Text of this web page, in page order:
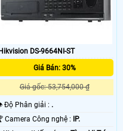
DS-9664NI-ST
Giá Bán: 30%
Giá gốc: 53,754,000 ₫
👁 Độ Phân giải : .
🏆 Camera Công nghệ : IP.